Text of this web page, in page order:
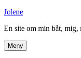
Hoppa
innehåll
Jolene
En site om min båt,
Meny